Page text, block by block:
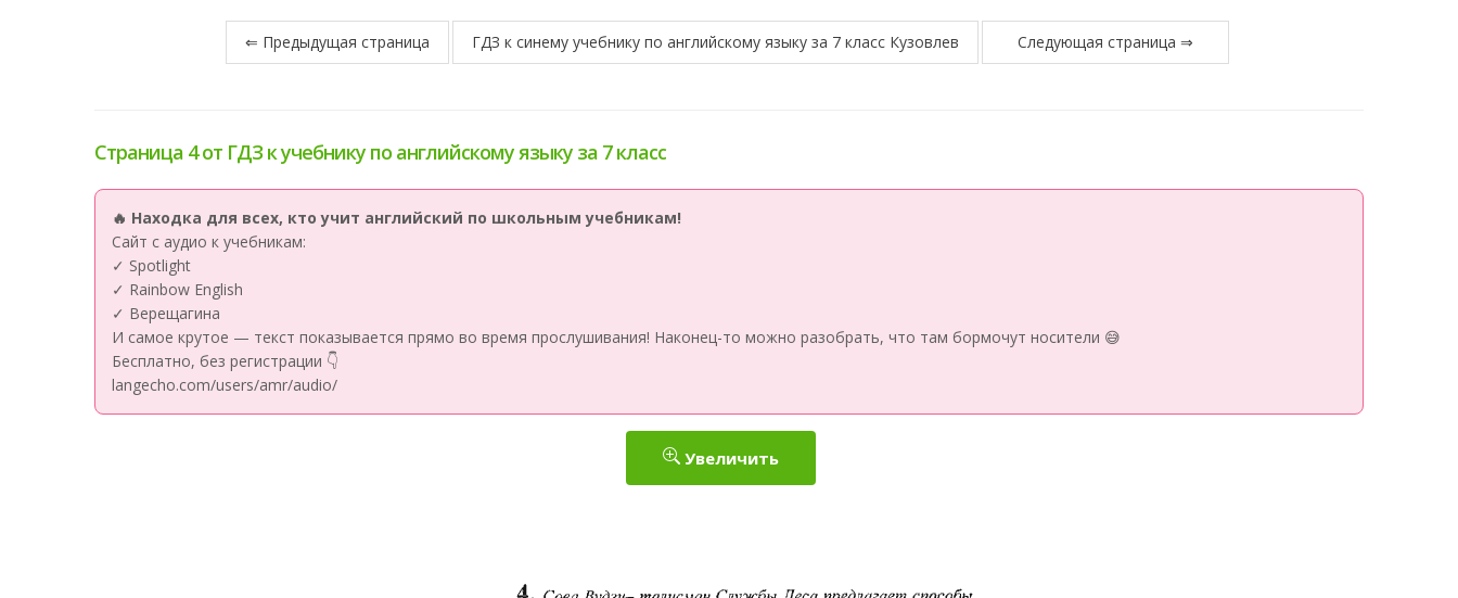
⇐ Предыдущая страница ГДЗ к синему учебнику по английскому языку за 7 класс Кузовлев Следующая страница ⇒
Страница 4 от ГДЗ к учебнику по английскому языку за 7 класс
🔥 Находка для всех, кто учит английский по школьным учебникам!
Сайт с аудио к учебникам:
✓ Spotlight
✓ Rainbow English
✓ Верещагина
И самое крутое — текст показывается прямо во время прослушивания! Наконец-то можно разобрать, что там бормочут носители 😅
Бесплатно, без регистрации 👇
langecho.com/users/amr/audio/
Увеличить